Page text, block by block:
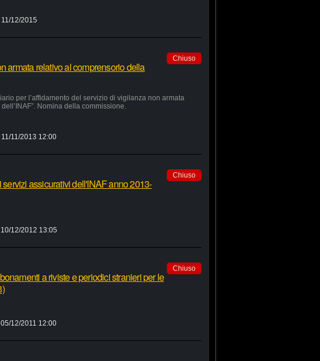
11/12/2015
Chiuso
armata relativo al comprensorio della
per l’affidamento del servizio di vigilanza non armata
Nomina della commissione.
11/11/2013 12:00
Chiuso
assicurativi dell'INAF anno 2013-
10/12/2012 13:05
Chiuso
a riviste e periodici stranieri per le
05/12/2011 12:00